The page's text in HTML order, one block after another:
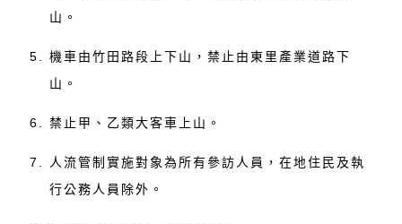
山。
機車由竹田路段上下山，禁止由東里產業道路下
山。
禁止甲、乙類大客車上山。
人流管制實施對象為所有參訪人員，在地住民及執
行公務人員除外。